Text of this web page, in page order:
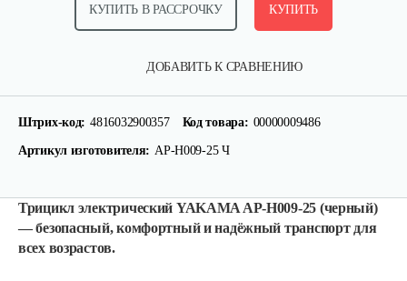
ДОБАВИТЬ К СРАВНЕНИЮ
КУПИТЬ В РАССРОЧКУ КУПИТЬ
Штрих-код: 4816032900357 Код товара: 00000009486
Артикул изготовителя: AP-H009-25 Ч
Трицикл электрический YAKAMA AP-H009-25 (черный)
— безопасный, комфортный и надёжный транспорт для
всех возрастов.